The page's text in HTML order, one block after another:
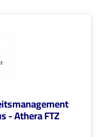
- Athera FTZ